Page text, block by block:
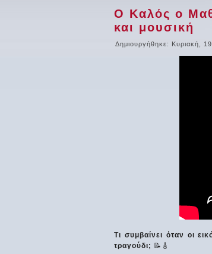
Ο Καλός ο
και μουσική
Δημιουργήθηκε: Κυριακή,
Τι συμβαίνει όταν οι
τραγούδι; 📝🎸